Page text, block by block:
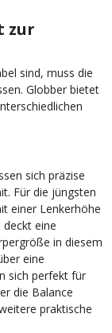
zur
sind, muss die
Globber bietet
sich präzise
Für die jüngsten
einer Lenkerhöhe
deckt eine
in diesem
eine
sich perfekt für
die Balance
praktische